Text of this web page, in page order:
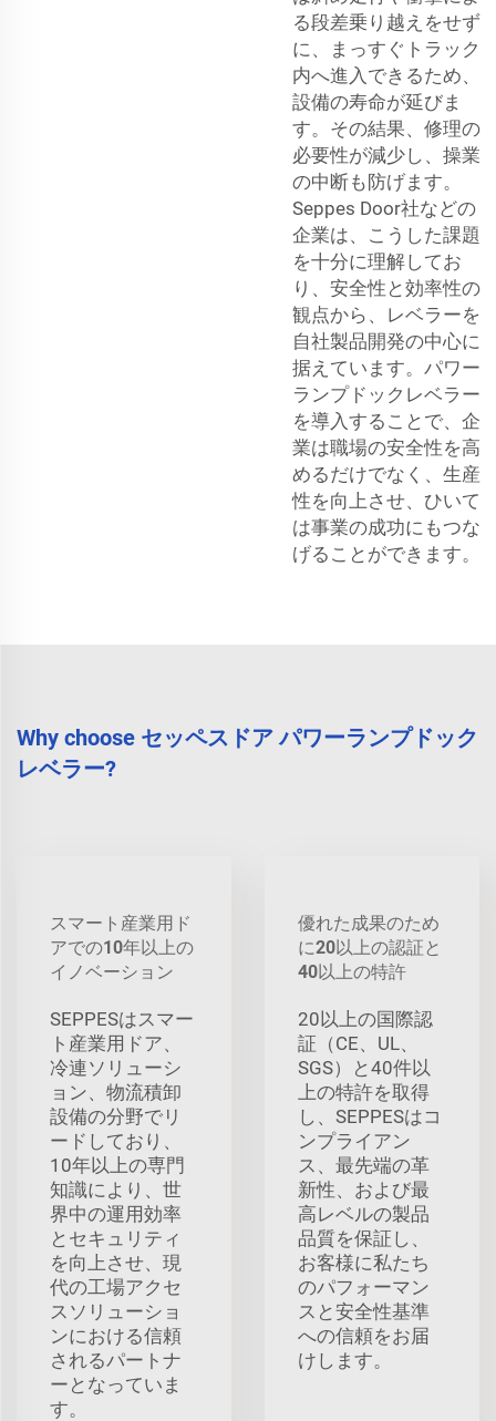
る段差乗り越えをせず
に、まっすぐトラック
内へ進入できるため、
設備の寿命が延びま
す。その結果、修理の
必要性が減少し、操業
の中断も防げます。
Seppes Door社などの
企業は、こうした課題
を十分に理解してお
り、安全性と効率性の
観点から、レベラーを
自社製品開発の中心に
据えています。パワー
ランプドックレベラー
を導入することで、企
業は職場の安全性を高
めるだけでなく、生産
性を向上させ、ひいて
は事業の成功にもつな
げることができます。
Why choose セッペスドア パワーランプドック
レベラー?
スマート産業用ド
アでの10年以上の
イノベーション
SEPPESはスマー
ト産業用ドア、
冷連ソリューシ
ョン、物流積卸
設備の分野でリ
ードしており、
10年以上の専門
知識により、世
界中の運用効率
とセキュリティ
を向上させ、現
代の工場アクセ
スソリューショ
ンにおける信頼
されるパートナ
ーとなっていま
す。
優れた成果のため
に20以上の認証と
40以上の特許
20以上の国際認
証（CE、UL、
SGS）と40件以
上の特許を取得
し、SEPPESはコ
ンプライアン
ス、最先端の革
新性、および最
高レベルの製品
品質を保証し、
お客様に私たち
のパフォーマン
スと安全性基準
への信頼をお届
けします。